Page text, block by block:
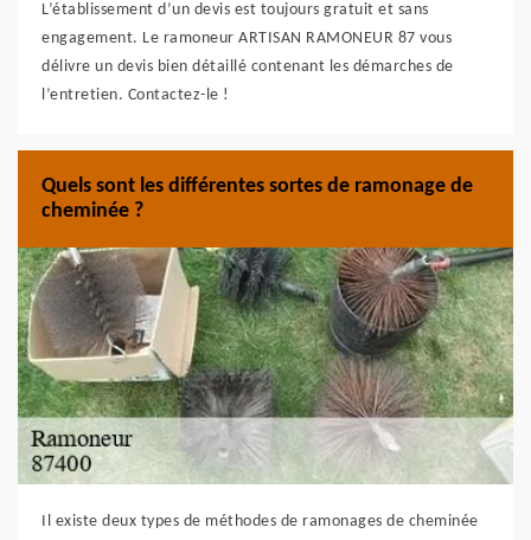
L’établissement d’un devis est toujours gratuit et sans
engagement. Le ramoneur ARTISAN RAMONEUR 87 vous
délivre un devis bien détaillé contenant les démarches de
l’entretien. Contactez-le !
Quels sont les différentes sortes de ramonage de
cheminée ?
Il existe deux types de méthodes de ramonages de cheminée